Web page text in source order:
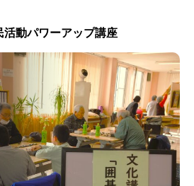
活動パワーアップ講座